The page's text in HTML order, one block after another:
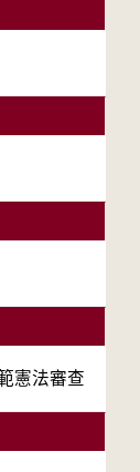
憲法審查